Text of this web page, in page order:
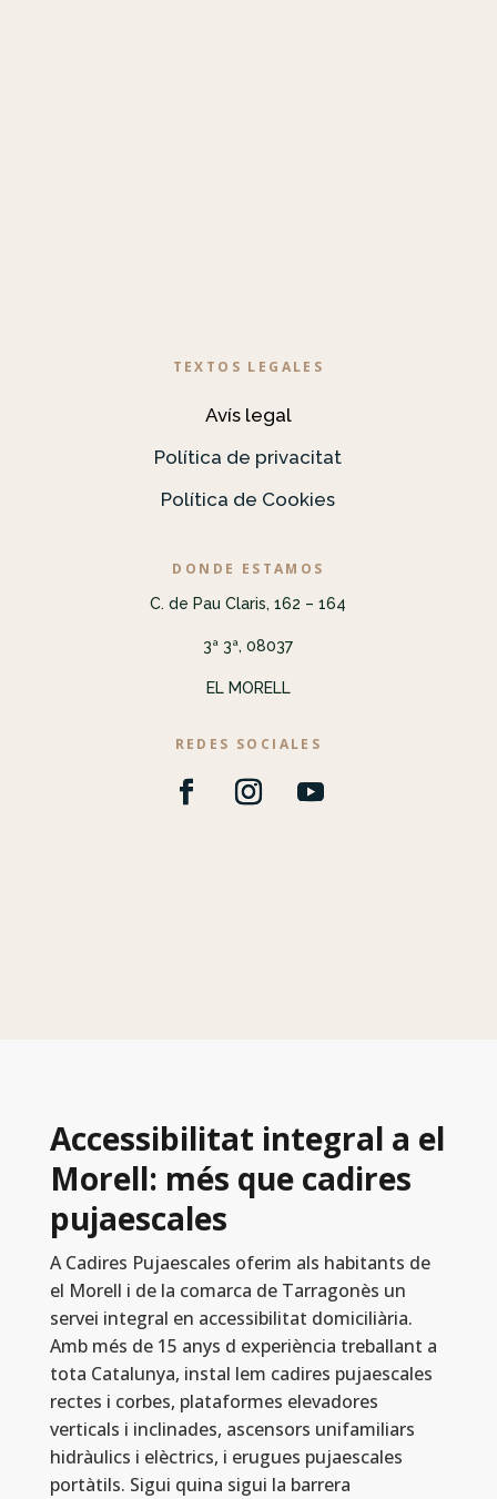
TEXTOS LEGALES
Avís legal
Política de privacitat
Política de Cookies
DONDE ESTAMOS
C. de Pau Claris, 162 – 164
3ª 3ª, 08037
EL MORELL
REDES SOCIALES
Accessibilitat integral a el
Morell: més que cadires
pujaescales
A Cadires Pujaescales oferim als habitants de
el Morell i de la comarca de Tarragonès un
servei integral en accessibilitat domiciliària.
Amb més de 15 anys d experiència treballant a
tota Catalunya, instal lem cadires pujaescales
rectes i corbes, plataformes elevadores
verticals i inclinades, ascensors unifamiliars
hidràulics i elèctrics, i erugues pujaescales
portàtils. Sigui quina sigui la barrera